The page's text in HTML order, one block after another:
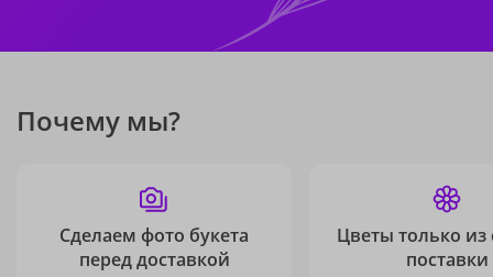
Почему мы?
Сделаем фото букета
перед доставкой
Цветы только из
поставки